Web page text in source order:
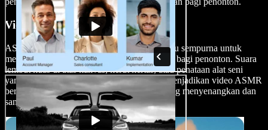
Video Seni dan Kerajinan
ASMR dan dunia seni serta kerajinan berpadu sempurna untuk
memberikan pengalaman sensorik yang kaya bagi penonton. Suara
lembut kuas di atas kanvas, kerut kertas, atau penataan alat seni
yang rapi bisa memicu sensasi kesemutan, menjadikan video ASMR
bertema seni dan kerajinan sebagai genre yang menyenangkan dan
sangat imersif.